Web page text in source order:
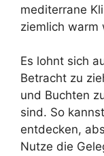
mediterrane
ziemlich warm
Es lohnt sich
Betracht zu
und Buchten
sind. So
entdecken,
Nutze die